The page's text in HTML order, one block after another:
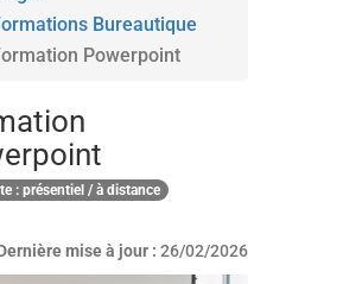
Bureautique
Powerpoint
: présentiel / à distance
mise à jour :26/02/2026